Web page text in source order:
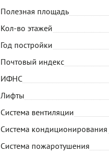
Полезная площадь
Кол-во этажей
Год постройки
Почтовый индекс
ИФНС
Лифты
Система вентиляции
Система кондиционирования
Система пожаротушения